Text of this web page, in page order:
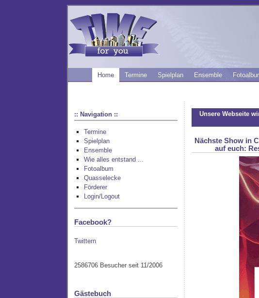
Home Termine Spielplan Ensemble
:: Navigation ::
Termine
Spielplan
Ensemble
Wie alles entstand ...
Fotoalbum
Quasselecke
Förderer
Login/Logout
Facebook?
Twittern
2586706 Besucher seit 11/2006
Gästebuch
Unsere Webseite
Nächste Show in
auf euch: